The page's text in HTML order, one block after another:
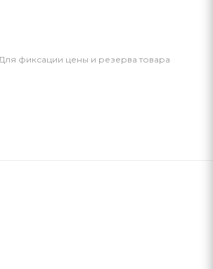
фиксации цены и резерва товара